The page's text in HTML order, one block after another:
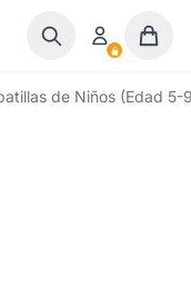
de Niños (Edad